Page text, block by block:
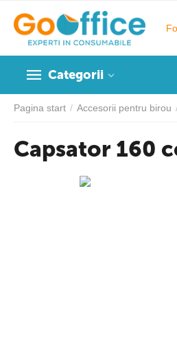
Categorii
Pagina start / Accesorii pentru birou
Capsator 160